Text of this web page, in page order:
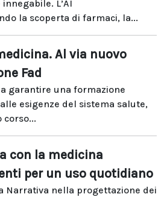
L’AI
la scoperta di farmaci, la...
Al via nuovo
Fad
garantire una formazione
esigenze del sistema salute,
con la medicina
per un uso quotidiano
Narrativa nella progettazione dei